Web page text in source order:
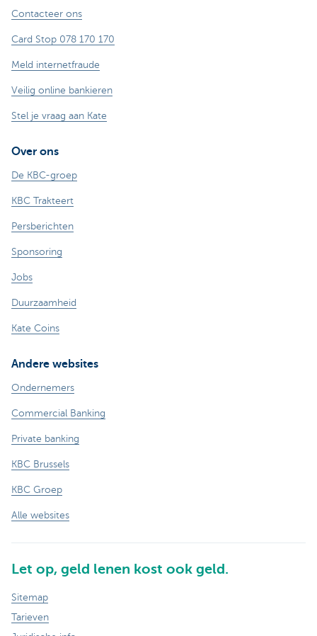
Contacteer ons
Card Stop 078 170 170
Meld internetfraude
Veilig online bankieren
Stel je vraag aan Kate
Over ons
De KBC-groep
KBC Trakteert
Persberichten
Sponsoring
Jobs
Duurzaamheid
Kate Coins
Andere websites
Ondernemers
Commercial Banking
Private banking
KBC Brussels
KBC Groep
Alle websites
Let op, geld lenen kost ook geld.
Sitemap
Tarieven